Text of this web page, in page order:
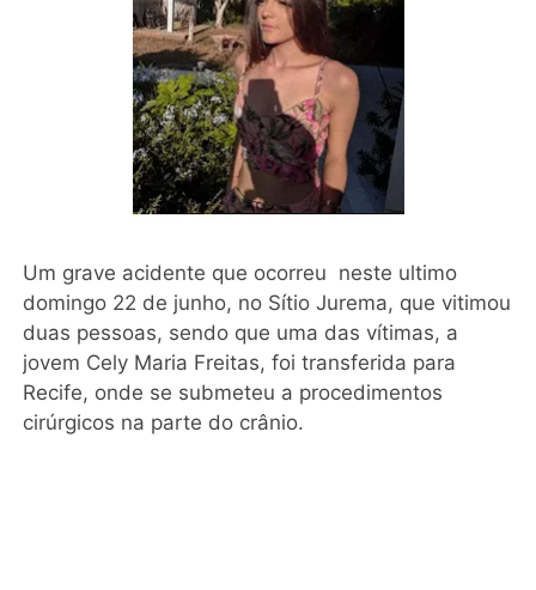
Um grave acidente que ocorreu neste ultimo
domingo 22 de junho, no Sítio Jurema, que vitimou
duas pessoas, sendo que uma das vítimas, a
jovem Cely Maria Freitas, foi transferida para
Recife, onde se submeteu a procedimentos
cirúrgicos na parte do crânio.